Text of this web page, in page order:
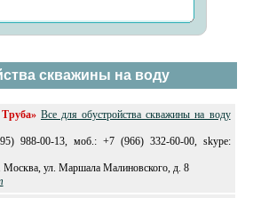
скважины на воду
Все для обустройства скважины на воду
988-00-13, моб.: +7 (966) 332-60-00, skype:
Москва, ул. Маршала Малиновского, д. 8